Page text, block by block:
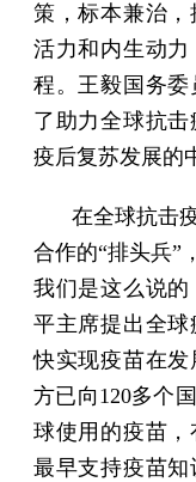
策，标本兼治
活力和内生动力
程。王毅国务
了助力全球抗
疫后复苏发展的
在全球抗击
合作的“排头兵”
我们是这么说的
平主席提出全
快实现疫苗在
方已向120多个
球使用的疫苗
最早支持疫苗